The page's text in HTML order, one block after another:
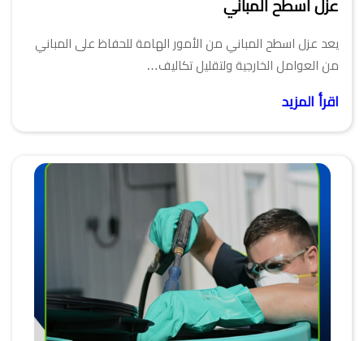
عزل اسطح المباني
يعد عزل اسطح المباني من الأمور الهامة للحفاظ على المباني
من العوامل الخارجية ولتقليل تكاليف…
اقرأ المزيد